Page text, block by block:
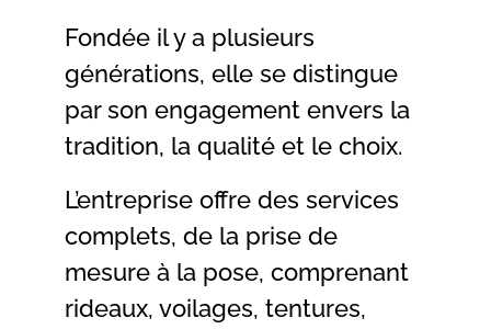
Fondée il y a plusieurs
générations, elle se distingue
par son engagement envers la
tradition, la qualité et le choix.
L’entreprise offre des services
complets, de la prise de
mesure à la pose, comprenant
rideaux, voilages, tentures,